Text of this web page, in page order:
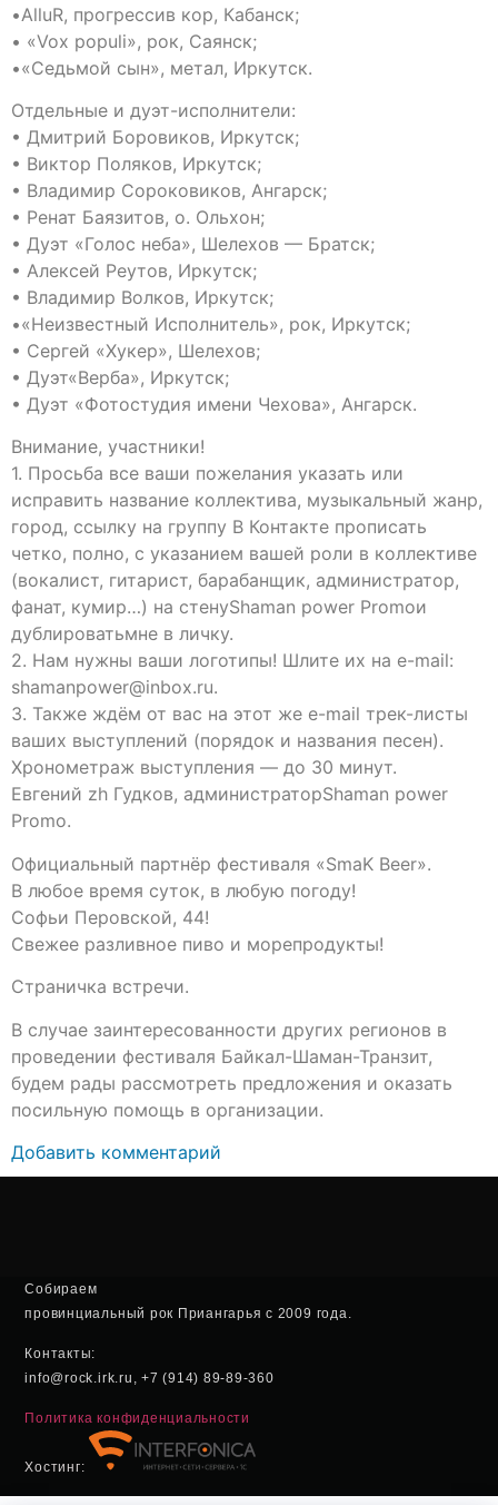
•AlluR, прогрессив кор, Кабанск;
• «Vox populi», рок, Саянск;
•«Седьмой сын», метал, Иркутск.
Отдельные и дуэт-исполнители:
• Дмитрий Боровиков, Иркутск;
• Виктор Поляков, Иркутск;
• Владимир Сороковиков, Ангарск;
• Ренат Баязитов, о. Ольхон;
• Дуэт «Голос неба», Шелехов — Братск;
• Алексей Реутов, Иркутск;
• Владимир Волков, Иркутск;
•«Неизвестный Исполнитель», рок, Иркутск;
• Сергей «Хукер», Шелехов;
• Дуэт«Верба», Иркутск;
• Дуэт «Фотостудия имени Чехова», Ангарск.
Внимание, участники!
1. Просьба все ваши пожелания указать или
исправить название коллектива, музыкальный жанр,
город, ссылку на группу В Контакте прописать
четко, полно, с указанием вашей роли в коллективе
(вокалист, гитарист, барабанщик, администратор,
фанат, кумир…) на стенуShaman power Promoи
дублироватьмне в личку.
2. Нам нужны ваши логотипы! Шлите их на e-mail:
shamanpower@inbox.ru.
3. Также ждём от вас на этот же e-mail трек-листы
ваших выступлений (порядок и названия песен).
Хронометраж выступления — до 30 минут.
Евгений zh Гудков, администраторShaman power
Promo.
Официальный партнёр фестиваля «SmaK Beer».
В любое время суток, в любую погоду!
Софьи Перовской, 44!
Свежее разливное пиво и морепродукты!
Страничка встречи.
В случае заинтересованности других регионов в
проведении фестиваля Байкал-Шаман-Транзит,
будем рады рассмотреть предложения и оказать
посильную помощь в организации.
Добавить комментарий
Собираем
провинциальный рок Приангарья с 2009 года.
Контакты:
info@rock.irk.ru, +7 (914) 89-89-360
Политика конфиденциальности
Хостинг: